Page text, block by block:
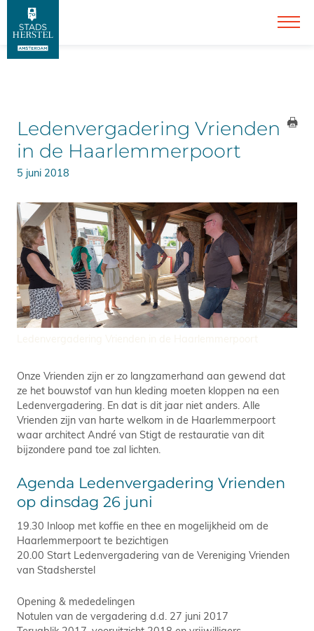
Ledenvergadering Vrienden
in de Haarlemmerpoort
5 juni 2018
Onze Vrienden zijn er zo langzamerhand aan gewend dat
ze het bouwstof van hun kleding moeten kloppen na een
Ledenvergadering. En dat is dit jaar niet anders. Alle
Vrienden zijn van harte welkom in de Haarlemmerpoort
waar architect André van Stigt de restauratie van dit
bijzondere pand toe zal lichten.
Agenda Ledenvergadering Vrienden
op dinsdag 26 juni
19.30 Inloop met koffie en thee en mogelijkheid om de
Haarlemmerpoort te bezichtigen
20.00 Start Ledenvergadering van de Vereniging Vrienden
van Stadsherstel
Opening & mededelingen
Notulen van de vergadering d.d. 27 juni 2017